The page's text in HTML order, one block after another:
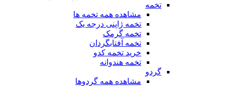
تخمه
مشاهده همه تخمه ها
تخمه ژاپنی درجه یک
تخمه گرمک
تخمه آفتابگردان
خرید تخمه کدو
تخمه هندوانه
گردو
مشاهده همه گردوها